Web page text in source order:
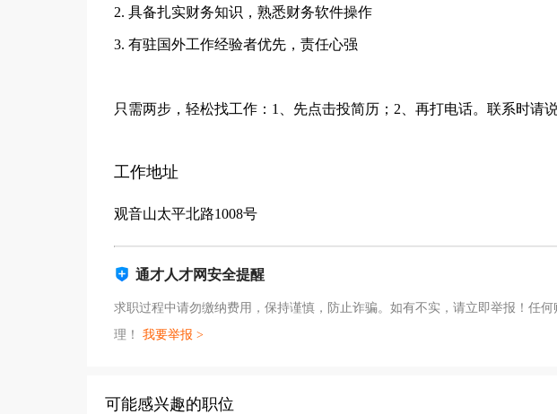
2. 具备扎实财务知识，熟悉财务软件操作
3. 有驻国外工作经验者优先，责任心强
只需两步，轻松找工作：1、先点击投简历；2、再打电话。联系时请
工作地址
观音山太平北路1008号
通才人才网安全提醒
求职过程中请勿缴纳费用，保持谨慎，防止诈骗。如有不实，请立即举报！任
理！ 我要举报 >
可能感兴趣的职位